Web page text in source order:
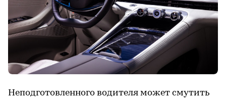
Неподготовленного водителя может смутить